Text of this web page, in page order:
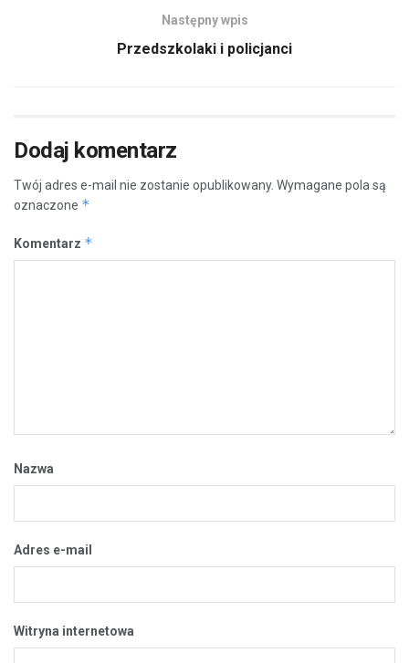
Następny wpis
Przedszkolaki i policjanci
Dodaj komentarz
Twój adres e-mail nie zostanie opublikowany. Wymagane pola są
oznaczone *
Komentarz *
Nazwa
Adres e-mail
Witryna internetowa